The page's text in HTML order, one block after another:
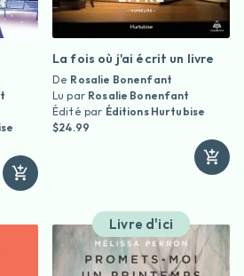
La fois où j'ai écrit un livre
De Rosalie Bonenfant
Lu par Rosalie Bonenfant
Édité par Éditions Hurtubise
$24.99
Livre d'ici